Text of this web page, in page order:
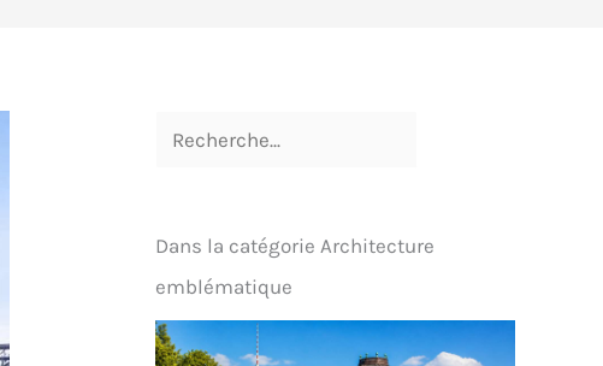
Dans la catégorie Architecture
emblématique